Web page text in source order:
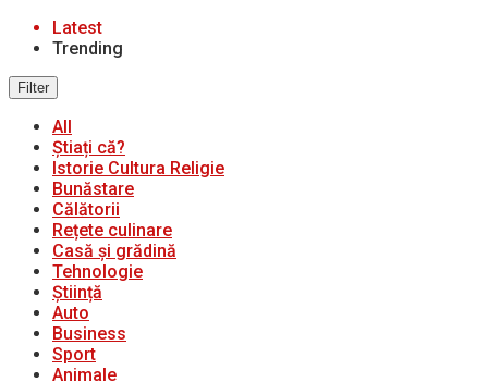
Latest
Trending
Filter
All
Știați că?
Istorie Cultura Religie
Bunăstare
Călătorii
Rețete culinare
Casă și grădină
Tehnologie
Știință
Auto
Business
Sport
Animale